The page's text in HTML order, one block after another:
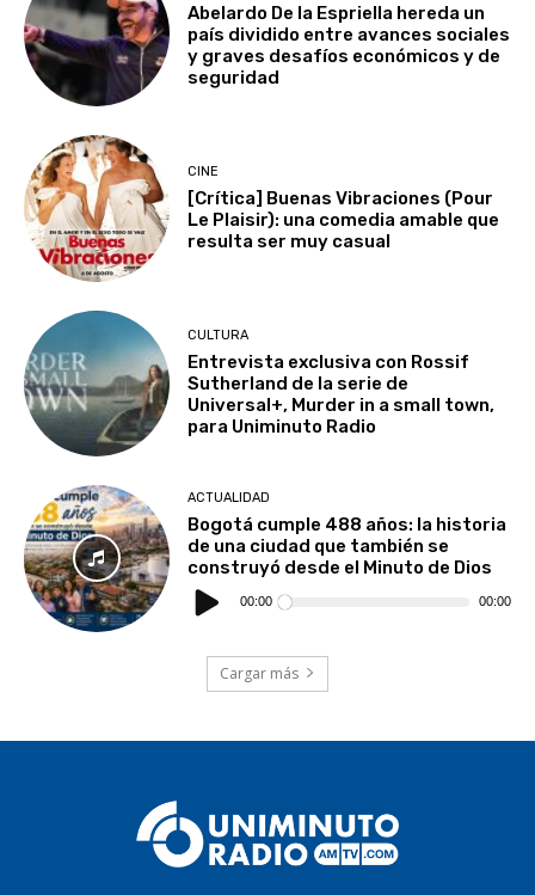
Abelardo De la Espriella hereda un
país dividido entre avances sociales
y graves desafíos económicos y de
seguridad
CINE
[Crítica] Buenas Vibraciones (Pour
Le Plaisir): una comedia amable que
resulta ser muy casual
CULTURA
Entrevista exclusiva con Rossif
Sutherland de la serie de
Universal+, Murder in a small town,
para Uniminuto Radio
ACTUALIDAD
Bogotá cumple 488 años: la historia
de una ciudad que también se
construyó desde el Minuto de Dios
Reproductor
de
audio
00:00 00:00
Cargar más